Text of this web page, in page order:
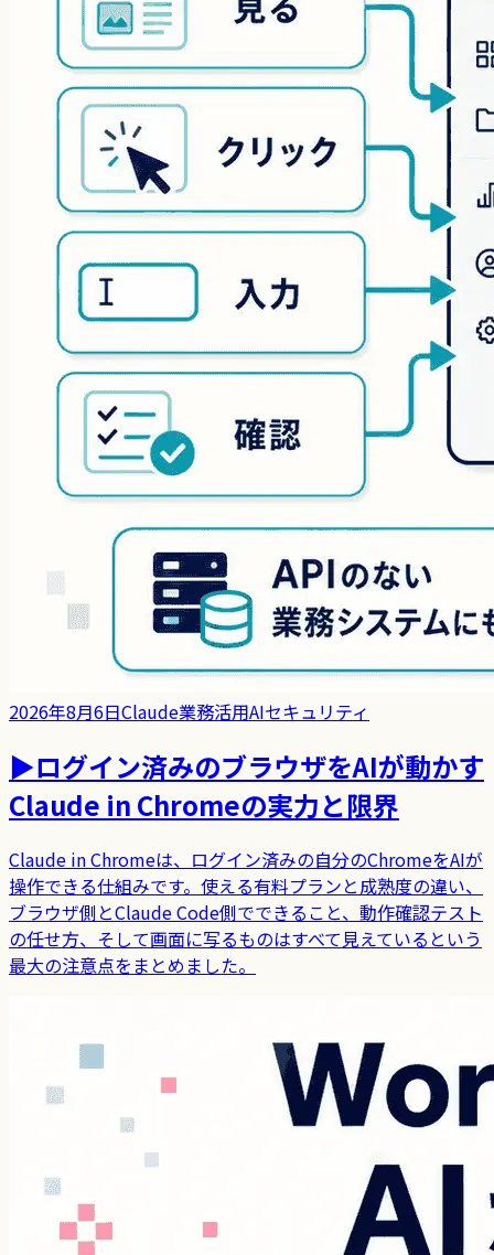
2026年8月6日Claude業務活用AIセキュリティ
▶ログイン済みのブラウザをAIが動かす
Claude in Chromeの実力と限界
Claude in Chromeは、ログイン済みの自分のChromeをAIが
操作できる仕組みです。使える有料プランと成熟度の違い、
ブラウザ側とClaude Code側でできること、動作確認テスト
の任せ方、そして画面に写るものはすべて見えているという
最大の注意点をまとめました。